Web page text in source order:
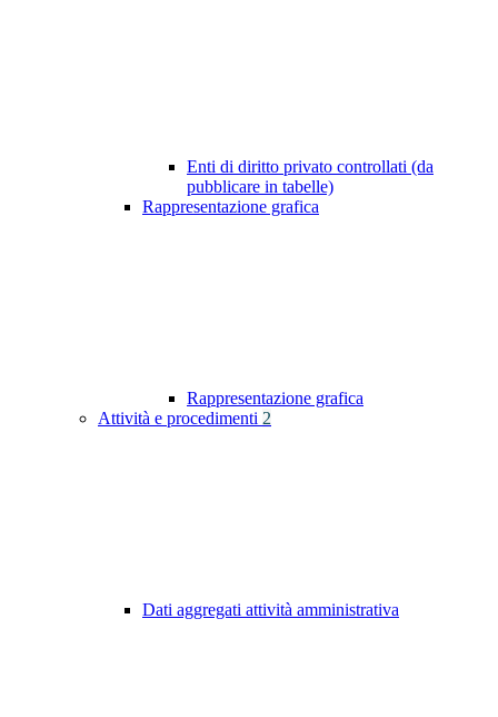
Enti di diritto privato controllati (da
pubblicare in tabelle)
Rappresentazione grafica
Rappresentazione grafica
Attività e procedimenti 2
Dati aggregati attività amministrativa